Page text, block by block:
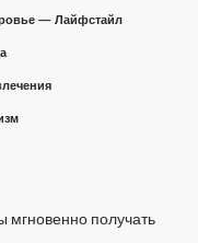
— Лайфстайл
мгновенно получать